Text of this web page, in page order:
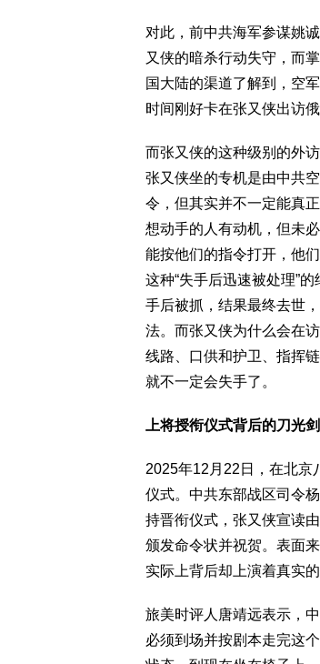
对此，前中共海军参谋姚
又侠的暗杀行动失守，而
国大陆的渠道了解到，空
时间刚好卡在张又侠出访
而张又侠的这种级别的外
张又侠坐的专机是由中共
令，但其实并不一定能真
想动手的人有动机，但未
能按他们的指令打开，他
这种“失手后迅速被处理”
手后被抓，结果最终去世
法。而张又侠为什么会在
线路、口供和护卫、指挥
就不一定会失手了。
上将授衔仪式背后的刀光
2025年12月22日，在北京
仪式。中共东部战区司令
持晋衔仪式，张又侠宣读
颁发命令状并祝贺。表面
实际上背后却上演着真实的
旅美时评人唐靖远表示，
必须到场并按剧本走完这